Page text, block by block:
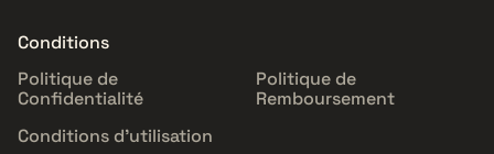
Conditions
Politique de
Confidentialité
Politique de
Remboursement
Conditions d'utilisation